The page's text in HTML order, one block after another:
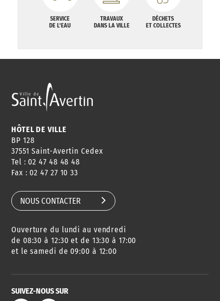
SERVICE
DE L'EAU
TRAVAUX
DANS LA VILLE
DÉCHETS
ET COLLECTES
HÔTEL DE VILLE
BP 128
37551 Saint-Avertin Cedex
Tel : 02 47 48 48 48
Fax : 02 47 27 10 33
NOUS CONTACTER
Ouverture du lundi au vendredi
de 08:30 à 12:30 et de 13:30 à 17:00
et le samedi de 09:00 à 12:00
SUIVEZ-NOUS SUR